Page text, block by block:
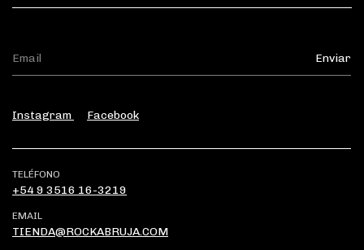
Instagram Facebook
TELÉFONO
+54 9 3516 16-3219
EMAIL
TIENDA@ROCKABRUJA.COM